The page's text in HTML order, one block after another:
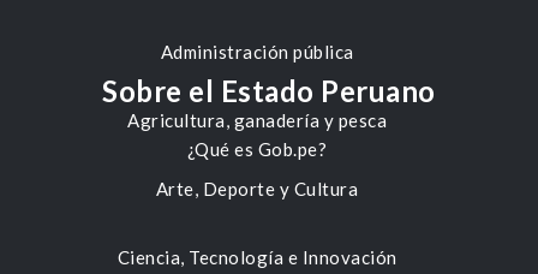
Administración pública
Agricultura, ganadería y pesca
Arte, Deporte y Cultura
Ciencia, Tecnología e Innovación
Sobre el Estado Peruano
¿Qué es Gob.pe?